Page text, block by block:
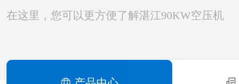
在这里，您可以更方便了解湛江90KW空压机